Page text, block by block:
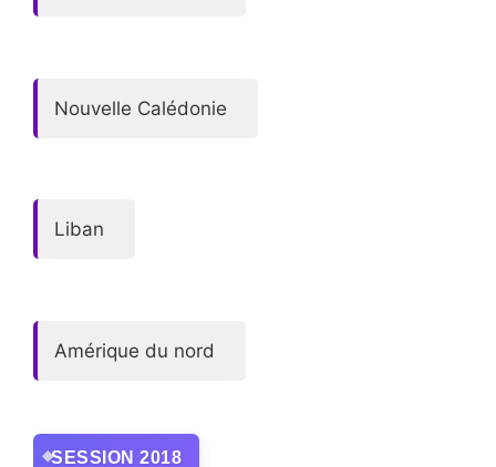
Nouvelle Calédonie
Liban
Amérique du nord
SESSION 2018